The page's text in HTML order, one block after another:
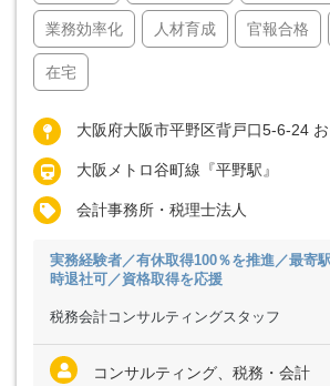
業務効率化 人材育成 官報合格
在宅
大阪府大阪市平野区背戸口5-6-24
大阪メトロ谷町線『平野駅』
会計事務所・税理士法人
実務経験者／有休取得100％を推進／最寄
時退社可／資格取得を応援
税務会計コンサルティングスタッフ
コンサルティング、税務・会計